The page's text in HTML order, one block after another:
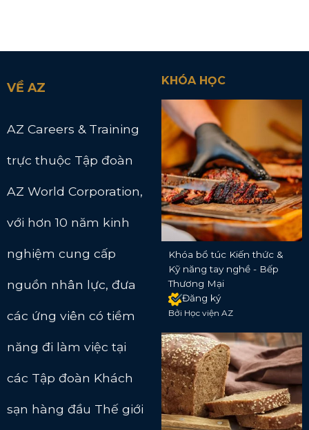
VỀ AZ
AZ Careers & Training
trực thuộc Tập đoàn
AZ World Corporation,
với hơn 10 năm kinh
nghiệm cung cấp
nguồn nhân lực, đưa
các ứng viên có tiềm
năng đi làm việc tại
các Tập đoàn Khách
sạn hàng đầu Thế giới
KHÓA HỌC
Khóa bổ túc Kiến thức &
Kỹ năng tay nghề - Bếp
Thương Mại
Đăng ký
Bởi Học viện AZ